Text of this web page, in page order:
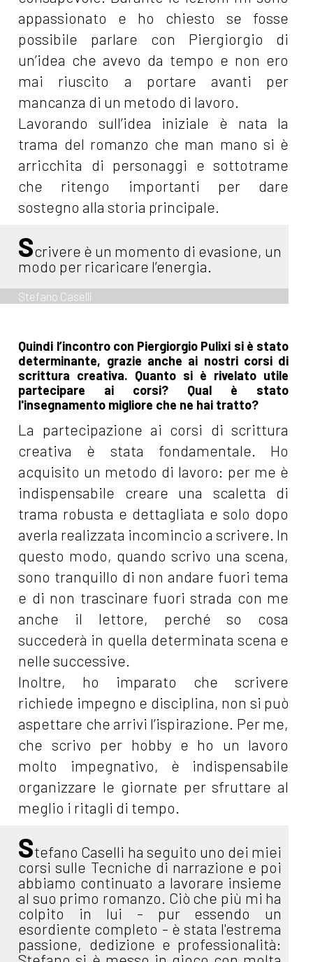
appassionato e ho chiesto se fosse
possibile parlare con Piergiorgio di
un’idea che avevo da tempo e non ero
mai riuscito a portare avanti per
mancanza di un metodo di lavoro.
Lavorando sull’idea iniziale è nata la
trama del romanzo che man mano si è
arricchita di personaggi e sottotrame
che ritengo importanti per dare
sostegno alla storia principale.
Scrivere è un momento di evasione, un
modo per ricaricare l’energia.
Stefano Caselli
Quindi l’incontro con Piergiorgio Pulixi si è stato
determinante, grazie anche ai nostri corsi di
scrittura creativa. Quanto si è rivelato utile
partecipare ai corsi? Qual è stato
l'insegnamento migliore che ne hai tratto?
La partecipazione ai corsi di scrittura
creativa è stata fondamentale. Ho
acquisito un metodo di lavoro: per me è
indispensabile creare una scaletta di
trama robusta e dettagliata e solo dopo
averla realizzata incomincio a scrivere. In
questo modo, quando scrivo una scena,
sono tranquillo di non andare fuori tema
e di non trascinare fuori strada con me
anche il lettore, perché so cosa
succederà in quella determinata scena e
nelle successive.
Inoltre, ho imparato che scrivere
richiede impegno e disciplina, non si può
aspettare che arrivi l’ispirazione. Per me,
che scrivo per hobby e ho un lavoro
molto impegnativo, è indispensabile
organizzare le giornate per sfruttare al
meglio i ritagli di tempo.
Stefano Caselli ha seguito uno dei miei
corsi sulle Tecniche di narrazione e poi
abbiamo continuato a lavorare insieme
al suo primo romanzo. Ciò che più mi ha
colpito in lui - pur essendo un
esordiente completo - è stata l'estrema
passione, dedizione e professionalità: